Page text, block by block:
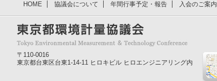
HOME 協議会について 年間行事予定・報告 入会のご案
〒110-0016
東京都台東区台東1-14-11 ヒロキビル ヒロエンジニアリング内